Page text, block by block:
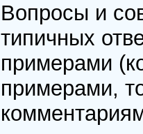
Вопросы и
типичных
примерами
примерами,